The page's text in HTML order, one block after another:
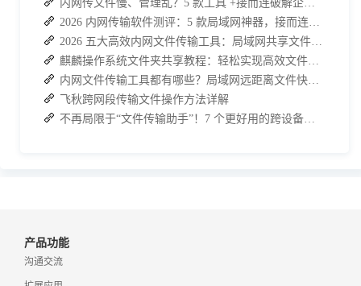
飞秋跨网段传输文件操作方法详解
产品功能
沟通交流